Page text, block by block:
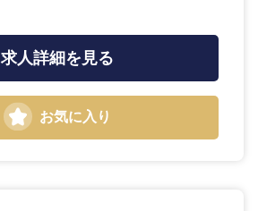
求人詳細を見る
お気に入り